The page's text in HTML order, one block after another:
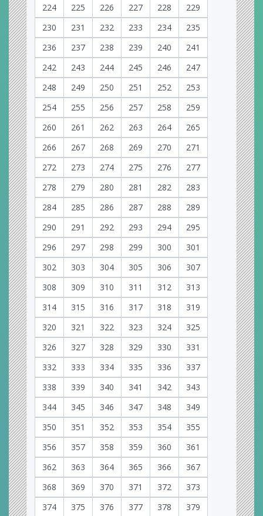
224
225 226 227 228
229
230
231 232 233 234
235
236
237 238 239 240
241
242
243 244 245 246
247
248
249 250 251 252
253
254
255 256 257 258
259
260
261 262 263 264
265
266
267 268 269 270
271
272
273 274 275 276
277
278
279 280 281 282
283
284
285 286 287 288
289
290
291 292 293 294
295
296
297 298 299 300
301
302
303 304 305 306
307
308
309 310 311 312
313
314
315 316 317 318
319
320
321 322 323 324
325
326
327 328 329 330
331
332
333 334 335 336
337
338
339 340 341 342
343
344
345 346 347 348
349
350
351 352 353 354
355
356
357 358 359 360
361
362
363 364 365 366
367
368
369 370 371 372
373
374
375 376 377 378 379